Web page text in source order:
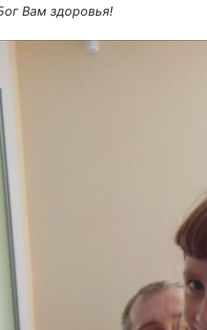
Вам здоровья!